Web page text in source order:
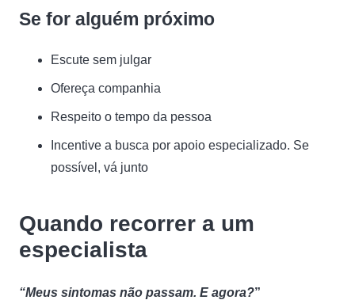
Se for alguém próximo
Escute sem julgar
Ofereça companhia
Respeito o tempo da pessoa
Incentive a busca por apoio especializado. Se
possível, vá junto
Quando recorrer a um
especialista
“Meus sintomas não passam. E agora?”